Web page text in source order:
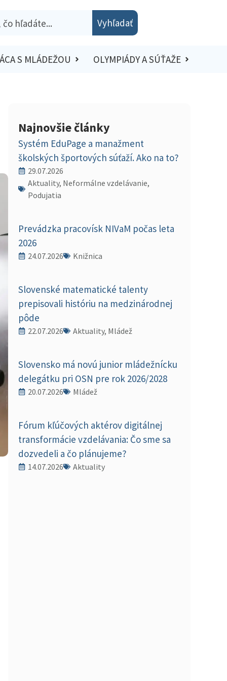
Vyhľadať
S MLÁDEŽOU OLYMPIÁDY A SÚŤAŽE
Najnovšie články
Systém EduPage a manažment
školských športových súťaží. Ako na to?
29.07.2026
Aktuality, Neformálne vzdelávanie,
Podujatia
Prevádzka pracovísk NIVaM počas leta
2026
24.07.2026 Knižnica
Slovenské matematické talenty
prepisovali históriu na medzinárodnej
pôde
22.07.2026 Aktuality, Mládež
Slovensko má novú junior mládežnícku
delegátku pri OSN pre rok 2026/2028
20.07.2026 Mládež
Fórum kľúčových aktérov digitálnej
transformácie vzdelávania: Čo sme sa
dozvedeli a čo plánujeme?
14.07.2026 Aktuality